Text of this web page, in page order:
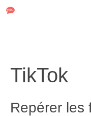
Aller
TikTok
Repérer les